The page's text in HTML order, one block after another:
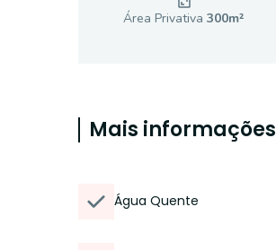
Área Privativa 300m²
Mais informações
Água Quente